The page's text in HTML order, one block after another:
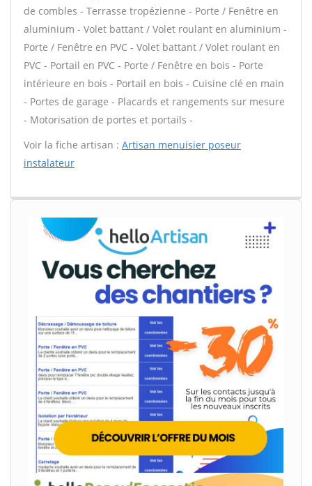
de combles - Terrasse tropézienne - Porte / Fenêtre en
aluminium - Volet battant / Volet roulant en aluminium -
Porte / Fenêtre en PVC - Volet battant / Volet roulant en
PVC - Portail en PVC - Porte / Fenêtre en bois - Porte
intérieure en bois - Portail en bois - Cuisine clé en main
- Portes de garage - Placards et rangements sur mesure
- Motorisation de portes et portails -
Voir la fiche artisan : Artisan menuisier poseur
instalateur